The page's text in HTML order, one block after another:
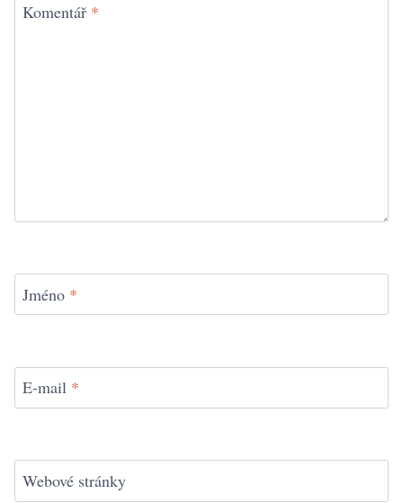
Komentář *
Jméno *
E-mail *
Webové stránky